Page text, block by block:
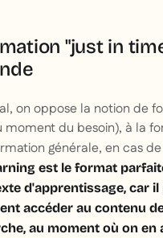
"just in
on oppose la notion de
moment du besoin), à la
générale, en cas
est le format
d'apprentissage, car il
accéder au contenu
au moment où on en